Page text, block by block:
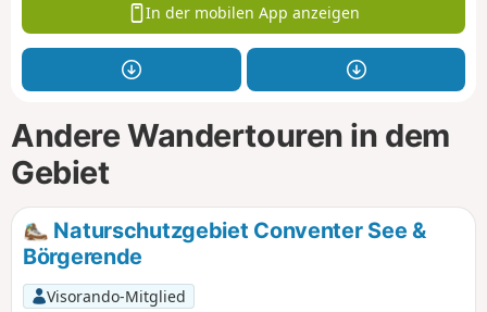
In der mobilen App anzeigen
Andere Wandertouren in dem
Gebiet
Naturschutzgebiet Conventer See &
Börgerende
Visorando-Mitglied